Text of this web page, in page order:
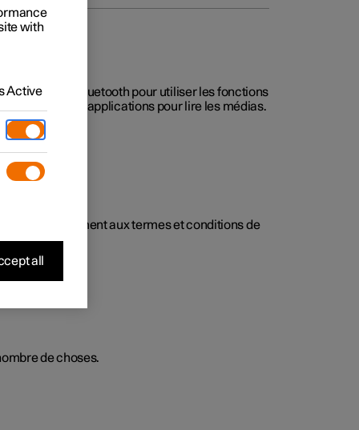
via Bluetooth pour utiliser les fonctions
d'utiliser les applications pour lire les médias.
conformément aux termes et conditions de
de choses.
with
Active
all